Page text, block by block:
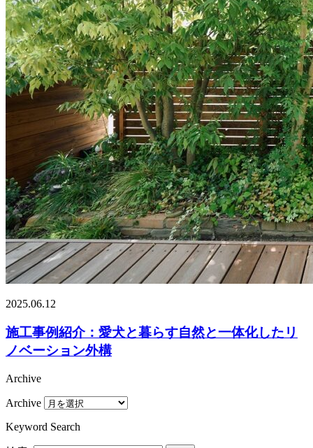
2025.06.12
施工事例紹介：愛犬と暮らす自然と一体化したリ
ノベーション外構
Archive
Archive
Keyword Search